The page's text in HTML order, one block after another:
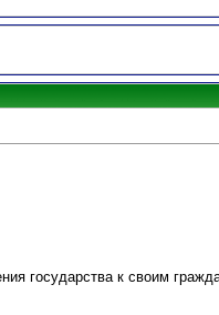
государства к своим